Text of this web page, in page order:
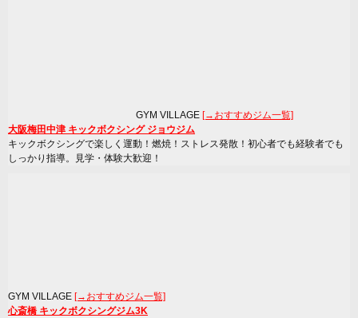
GYM VILLAGE [→おすすめジム一覧]
大阪梅田中津 キックボクシング ジョウジム
キックボクシングで楽しく運動！燃焼！ストレス発散！初心者でも経験者でも
しっかり指導。見学・体験大歓迎！
GYM VILLAGE [→おすすめジム一覧]
心斎橋 キックボクシングジム3K